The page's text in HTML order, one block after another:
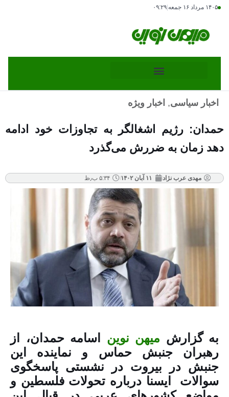
۱۴۰۵ مرداد ۱۶ جمعه ۰۹:۲۹
اخبار سیاسی, اخبار ویژه
حمدان: رژیم اشغالگر به تجاوزات خود ادامه
دهد زمان به ضررش می‌گذرد
مهدی عرب نژاد ۱۱ آبان ۱۴۰۲ ۵:۳۴ ب٫ظ
به گزارش میهن نوین اسامه حمدان، از
رهبران جنبش حماس و نماینده این
جنبش در بیروت در نشستی پاسخگوی
سوالات ایسنا درباره تحولات فلسطین و